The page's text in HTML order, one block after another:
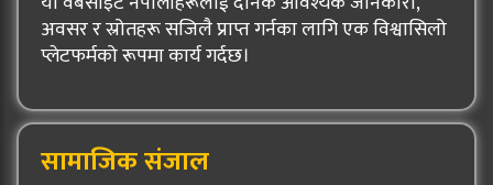
अवसर र स्रोतहरू सजिलै प्राप्त गर्नका लागि एक विश्वासिलो
प्लेटफर्मको रूपमा कार्य गर्दछ।
सामाजिक संजाल